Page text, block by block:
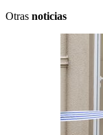
Otras noticias